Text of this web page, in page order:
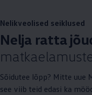
Nelikveolised seiklused
Nelja ratta
Sõidutee lõpp? Mitte uue
see viib teid edasi ka